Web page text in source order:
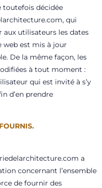
toutefois décidée
, qui
aux utilisateurs les dates
web est mis à jour
De la même façon, les
à tout moment :
qui est invité à s’y
d’en prendre
a
concernant l’ensemble
de fournir des